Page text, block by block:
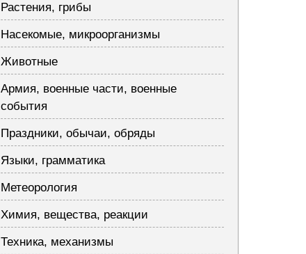
Растения, грибы
Насекомые, микроорганизмы
Животные
Армия, военные части, военные
события
Праздники, обычаи, обряды
Языки, грамматика
Метеорология
Химия, вещества, реакции
Техника, механизмы